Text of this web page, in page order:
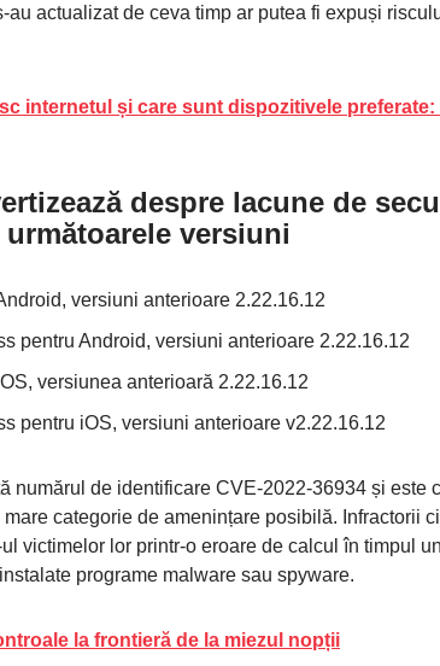
au actualizat de ceva timp ar putea fi expuși
internetul și care sunt dispozitivele
despre lacune de
versiuni
versiuni anterioare 2.22.16.12
pentru Android, versiuni anterioare 2.22.16.12
versiunea anterioară 2.22.16.12
pentru iOS, versiuni anterioare v2.22.16.12
numărul de identificare CVE-2022-36934 și este
categorie de amenințare posibilă. Infractorii
victimelor lor printr-o eroare de calcul în timpul
programe malware sau spyware.
la frontieră de la miezul nopții